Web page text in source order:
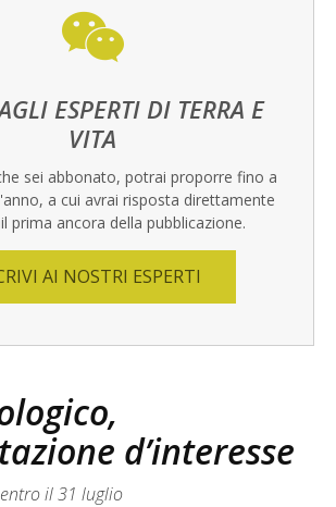
ESPERTI DI TERRA E
VITA
sei abbonato, potrai proporre fino a
a cui avrai risposta direttamente
prima ancora della pubblicazione.
AI NOSTRI ESPERTI
d’interesse
il 31 luglio